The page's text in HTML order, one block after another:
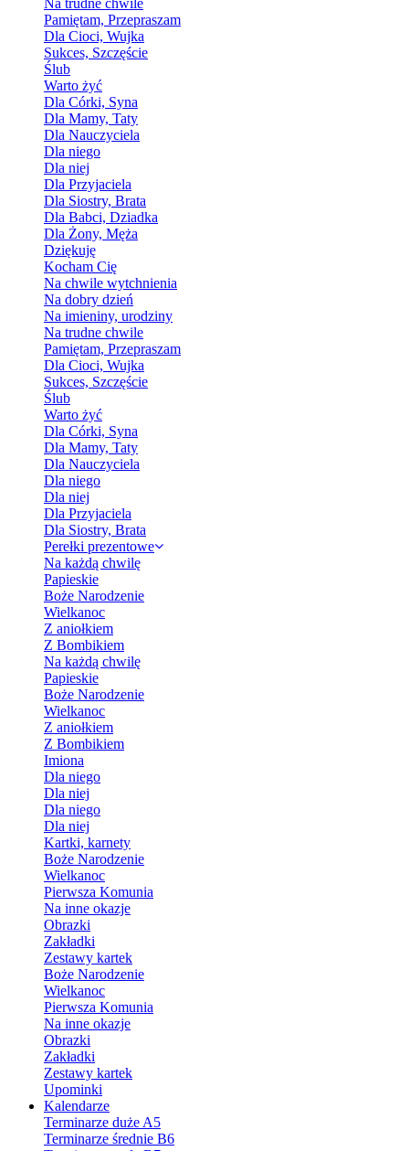
Na trudne chwile
Pamiętam, Przepraszam
Dla Cioci, Wujka
Sukces, Szczęście
Ślub
Warto żyć
Dla Córki, Syna
Dla Mamy, Taty
Dla Nauczyciela
Dla niego
Dla niej
Dla Przyjaciela
Dla Siostry, Brata
Dla Babci, Dziadka
Dla Żony, Męża
Dziękuję
Kocham Cię
Na chwile wytchnienia
Na dobry dzień
Na imieniny, urodziny
Na trudne chwile
Pamiętam, Przepraszam
Dla Cioci, Wujka
Sukces, Szczęście
Ślub
Warto żyć
Dla Córki, Syna
Dla Mamy, Taty
Dla Nauczyciela
Dla niego
Dla niej
Dla Przyjaciela
Dla Siostry, Brata
Perełki prezentowe
Na każdą chwilę
Papieskie
Boże Narodzenie
Wielkanoc
Z aniołkiem
Z Bombikiem
Na każdą chwilę
Papieskie
Boże Narodzenie
Wielkanoc
Z aniołkiem
Z Bombikiem
Imiona
Dla niego
Dla niej
Dla niego
Dla niej
Kartki, karnety
Boże Narodzenie
Wielkanoc
Pierwsza Komunia
Na inne okazje
Obrazki
Zakładki
Zestawy kartek
Boże Narodzenie
Wielkanoc
Pierwsza Komunia
Na inne okazje
Obrazki
Zakładki
Zestawy kartek
Upominki
Kalendarze
Terminarze duże A5
Terminarze średnie B6